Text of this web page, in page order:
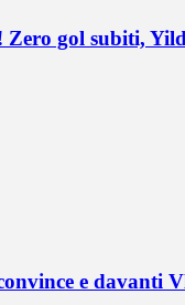
gol subiti,
e davanti